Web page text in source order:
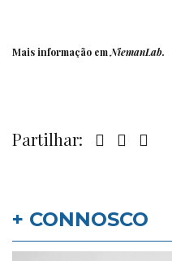
Mais informação emNiemanLab.
Partilhar:
+ CONNOSCO